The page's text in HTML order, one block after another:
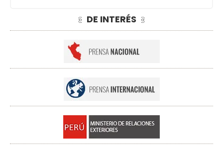
DE INTERÉS